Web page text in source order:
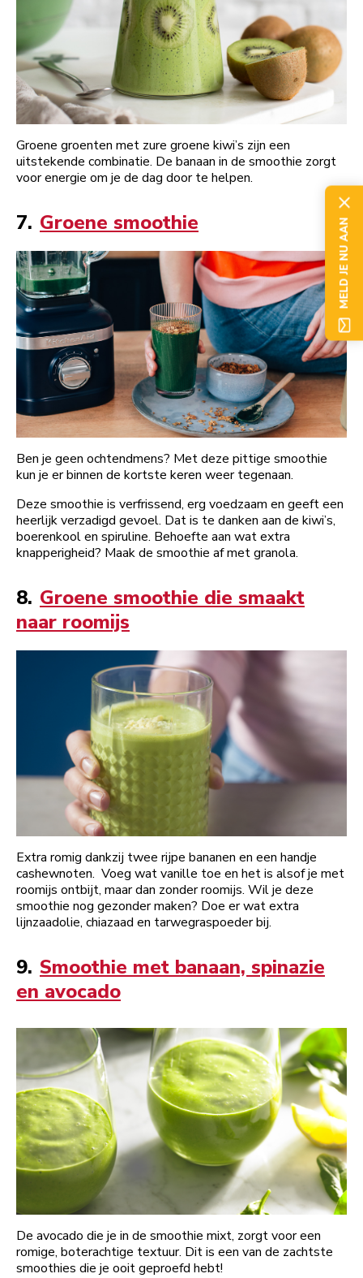
Groene groenten met zure groene kiwi’s zijn een
uitstekende combinatie. De banaan in de smoothie zorgt
voor energie om je de dag door te helpen.
7. Groene smoothie
Ben je geen ochtendmens? Met deze pittige smoothie
kun je er binnen de kortste keren weer tegenaan.
Deze smoothie is verfrissend, erg voedzaam en geeft een
heerlijk verzadigd gevoel. Dat is te danken aan de kiwi’s,
boerenkool en spiruline. Behoefte aan wat extra
knapperigheid? Maak de smoothie af met granola.
8. Groene smoothie die smaakt
naar roomijs
Extra romig dankzij twee rijpe bananen en een handje
cashewnoten. Voeg wat vanille toe en het is alsof je met
roomijs ontbijt, maar dan zonder roomijs. Wil je deze
smoothie nog gezonder maken? Doe er wat extra
lijnzaadolie, chiazaad en tarwegraspoeder bij.
9. Smoothie met banaan, spinazie
en avocado
De avocado die je in de smoothie mixt, zorgt voor een
romige, boterachtige textuur. Dit is een van de zachtste
smoothies die je ooit geproefd hebt!
MELD JE NU AAN